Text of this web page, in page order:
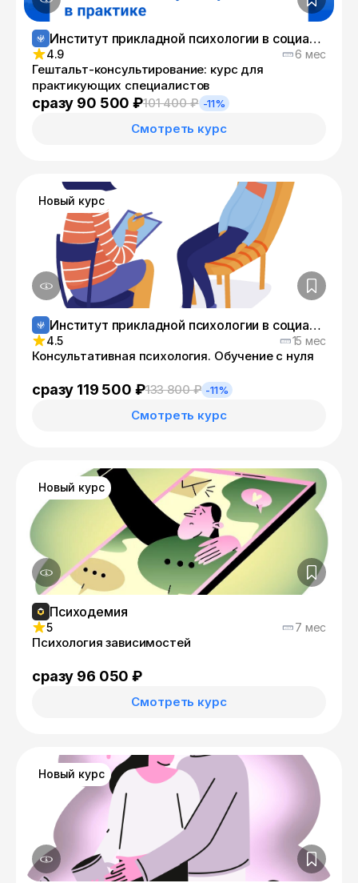
Институт прикладной психологии в социальной сфере
4.9 6 мес
Гештальт-консультирование: курс для
практикующих специалистов
сразу 90 500 ₽101 400 ₽ -11%
Смотреть курс
Новый курс
Институт прикладной психологии в социальной сфере
4.5 15 мес
Консультативная психология. Обучение с нуля
сразу 119 500 ₽133 800 ₽ -11%
Смотреть курс
Новый курс
Психодемия
5 7 мес
Психология зависимостей
сразу 96 050 ₽
Смотреть курс
Новый курс